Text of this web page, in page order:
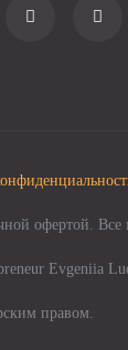
офертой. Все
Evgeniia
правом.